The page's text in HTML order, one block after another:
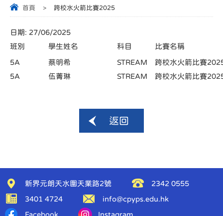
首頁 > 跨校水火箭比賽2025
日期: 27/06/2025
班別
學生姓名 科目 比賽名稱
5A 蔡明希 STREAM
跨校水火箭比賽
5A
伍菁琳 STREAM 跨校水火箭比賽
返回
新界元朗天水圍天業路2號 2342 0555
3401 4724 info@cpyps.edu.hk
Facebook Instagram